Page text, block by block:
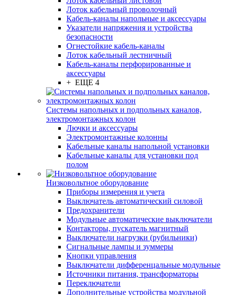
Лоток кабельный проволочный
Кабель-каналы напольные и аксессуары
Указатели напряжения и устройства
безопасности
Огнестойкие кабель-каналы
Лоток кабельный лестничный
Кабель-каналы перфорированные и
аксессуары
+ ЕЩЕ 4
Системы напольных и подпольных каналов,
электромонтажных колон
Лючки и аксессуары
Электромонтажные колонны
Кабельные каналы напольной установки
Кабельные каналы для установки под
полом
Низковольтное оборудование
Приборы измерения и учета
Выключатель автоматический силовой
Предохранители
Модульные автоматические выключатели
Контакторы, пускатель магнитный
Выключатели нагрузки (рубильники)
Сигнальные лампы и зуммеры
Кнопки управления
Выключатели дифференцальные модульные
Источники питания, трансформаторы
Переключатели
Дополнительные устройства модульной